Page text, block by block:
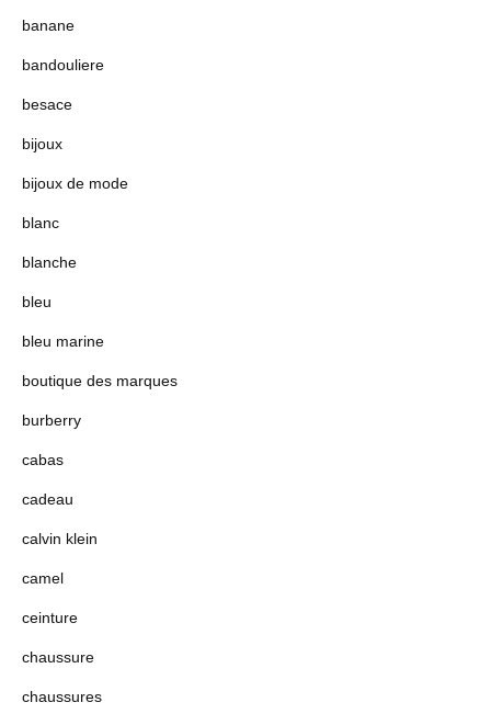
banane
bandouliere
besace
bijoux
bijoux de mode
blanc
blanche
bleu
bleu marine
boutique des marques
burberry
cabas
cadeau
calvin klein
camel
ceinture
chaussure
chaussures